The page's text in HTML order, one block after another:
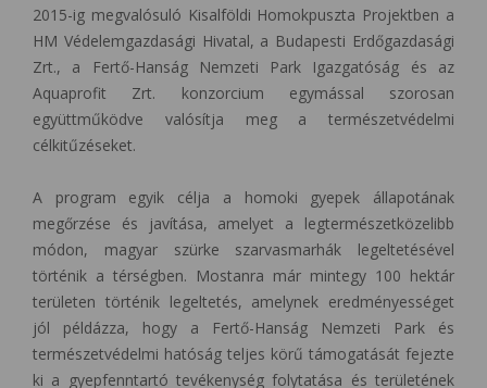
2015-ig megvalósuló Kisalföldi Homokpuszta Projektben a
HM Védelemgazdasági Hivatal, a Budapesti Erdőgazdasági
Zrt., a Fertő-Hanság Nemzeti Park Igazgatóság és az
Aquaprofit Zrt. konzorcium egymással szorosan
együttműködve valósítja meg a természetvédelmi
célkitűzéseket.
A program egyik célja a homoki gyepek állapotának
megőrzése és javítása, amelyet a legtermészetközelibb
módon, magyar szürke szarvasmarhák legeltetésével
történik a térségben. Mostanra már mintegy 100 hektár
területen történik legeltetés, amelynek eredményességet
jól példázza, hogy a Fertő-Hanság Nemzeti Park és
természetvédelmi hatóság teljes körű támogatását fejezte
ki a gyepfenntartó tevékenység folytatása és területének